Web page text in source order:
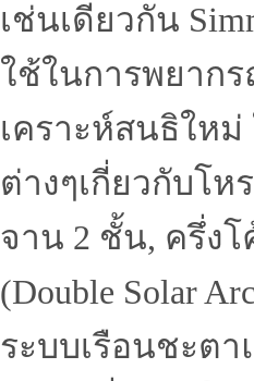
เช่นเดียวกัน
ใช้ในการพยาก
เคราะห์สนธิใหม่
ต่างๆเกี่ยวกับโห
จาน 2 ชั้น, ครึ่งโ
(Double Solar
ระบบเรือนชะตา